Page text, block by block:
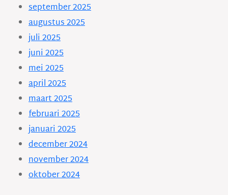
september 2025
augustus 2025
juli 2025
juni 2025
mei 2025
april 2025
maart 2025
februari 2025
januari 2025
december 2024
november 2024
oktober 2024